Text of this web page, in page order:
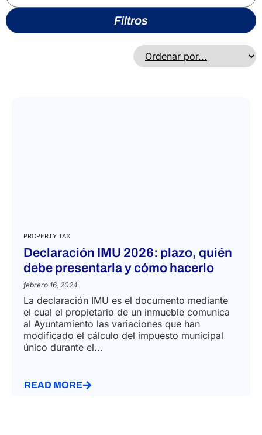
Filtros
PROPERTY TAX
Declaración IMU 2026: plazo, quién
debe presentarla y cómo hacerlo
febrero 16, 2024
La declaración IMU es el documento mediante
el cual el propietario de un inmueble comunica
al Ayuntamiento las variaciones que han
modificado el cálculo del impuesto municipal
único durante el...
READ MORE